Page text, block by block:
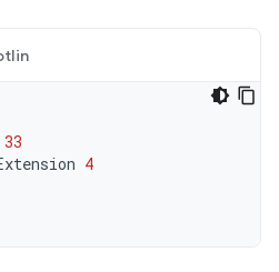
33
4